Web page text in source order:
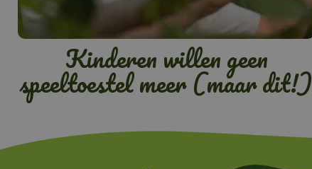
Kinderen willen geen
speeltoestel meer (maar dit!)